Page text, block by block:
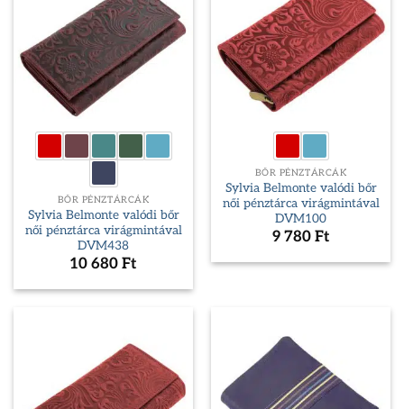
BŐR PÉNZTÁRCÁK
Sylvia Belmonte valódi bőr
női pénztárca virágmintával
DVM438
10 680 Ft
BŐR PÉNZTÁRCÁK
Sylvia Belmonte valódi bőr
női pénztárca virágmintával
DVM100
9 780 Ft